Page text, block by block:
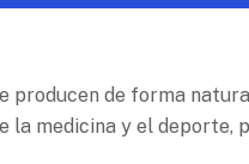
producen de forma
la medicina y el